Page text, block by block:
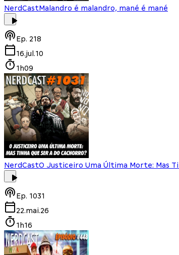
NerdCastMalandro é malandro, mané é mané
Ep. 218
16.jul.10
1h09
NerdCastO Justiceiro Uma Última Morte: Mas
Ep. 1031
22.mai.26
1h16